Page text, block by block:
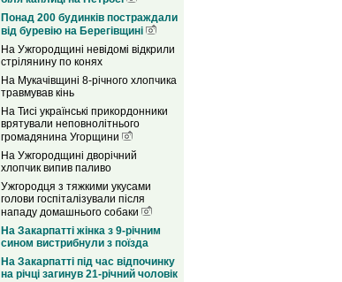
Понад 200 будинків постраждали
від буревію на Берегівщині
На Ужгородщині невідомі відкрили
стрілянину по конях
На Мукачівщині 8-річного хлопчика
травмував кінь
На Тисі українські прикордонники
врятували неповнолітнього
громадянина Угорщини
На Ужгородщині дворічний
хлопчик випив паливо
Ужгородця з тяжкими укусами
голови госпіталізували після
нападу домашнього собаки
На Закарпатті жінка з 9-річним
сином вистрибнули з поїзда
На Закарпатті під час відпочинку
на річці загинув 21-річний чоловік